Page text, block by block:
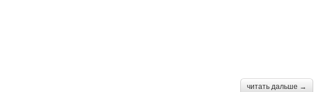
читать дальше →